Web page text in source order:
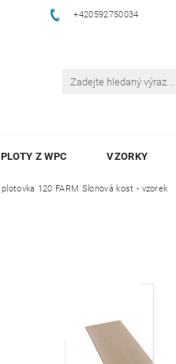
+420592750034
PLOTY Z WPC VZORKY
plotovka 120 FARM Slonová kost - vzorek